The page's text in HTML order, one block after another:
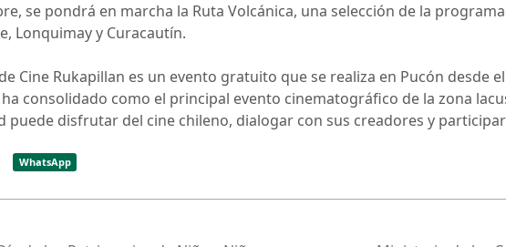
se pondrá en marcha la Ruta Volcánica, una selección de la
Lonquimay y Curacautín.
Cine Rukapillan es un evento gratuito que se realiza en Pucón desde
ha consolidado como el principal evento cinematográfico de la zona
puede disfrutar del cine chileno, dialogar con sus creadores y
WhatsApp